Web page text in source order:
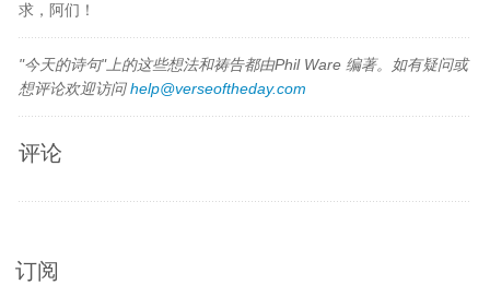
求，阿们！
"今天的诗句"上的这些想法和祷告都由Phil Ware 编著。如有疑问或
想评论欢迎访问help@verseoftheday.com
评论
订阅